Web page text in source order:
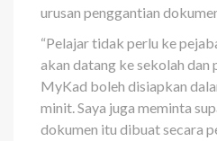
urusan penggantian
“Pelajar tidak perlu ke
akan datang ke sekolah dan
MyKad boleh disiapkan
minit. Saya juga meminta
dokumen itu dibuat secara